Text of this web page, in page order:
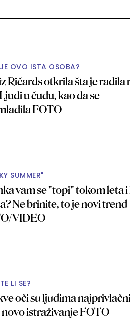
OVO ISTA OSOBA?
Ričards otkrila šta je radila
u čudu, kao da se
FOTO
SUMMER"
vam se "topi" tokom leta i
Ne brinite, to je novi trend
VIDEO
LI SE?
oči su ljudima
istraživanje FOTO